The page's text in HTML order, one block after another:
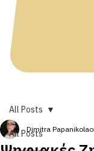
All Posts
All Posts
Dimitra Papanikolaou